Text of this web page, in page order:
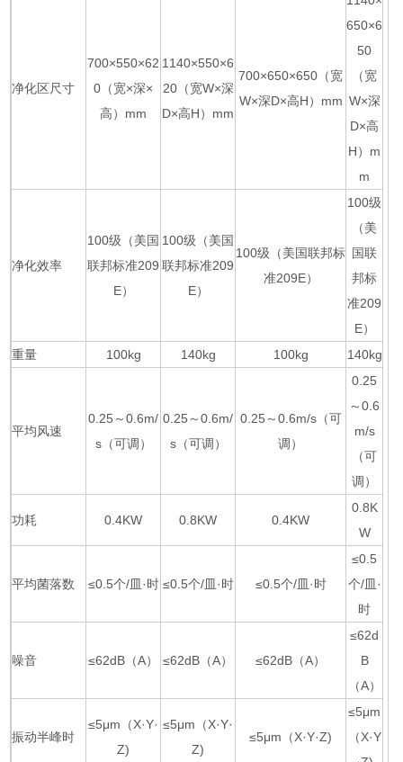
净化区尺寸
700×550×62
0（宽×深×
高）mm
1140×550×6
20（宽W×深
D×高H）mm
700×650×650（宽
W×深D×高H）mm
650×6
50
（宽
W×深
D×高
H）m
m
净化效率
100级（美国
联邦标准209
E）
100级（美国
联邦标准209
E）
100级（美国联邦标
准209E）
100级
（美
国联
邦标
准209
E）
重量
100kg 140kg 100kg 140kg
平均风速
0.25～0.6m/
s（可调）
0.25～0.6m/
s（可调）
0.25～0.6m/s（可
调）
0.25
～0.6
m/s
（可
调）
功耗 0.4KW 0.8KW 0.4KW
0.8K
W
平均菌落数 ≤0.5个/皿·时 ≤0.5个/皿·时 ≤0.5个/皿·时
≤0.5
个/皿·
时
噪音 ≤62dB（A） ≤62dB（A） ≤62dB（A）
≤62d
B
（A）
振动半峰时
≤5μm（X·Y·
Z)
≤5μm（X·Y·
Z)
≤5μm（X·Y·Z)
≤5μm
（X·Y